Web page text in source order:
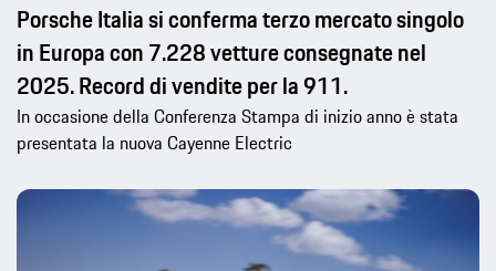
Porsche Italia si conferma terzo mercato singolo
in Europa con 7.228 vetture consegnate nel
2025. Record di vendite per la 911.
In occasione della Conferenza Stampa di inizio anno è stata
presentata la nuova Cayenne Electric